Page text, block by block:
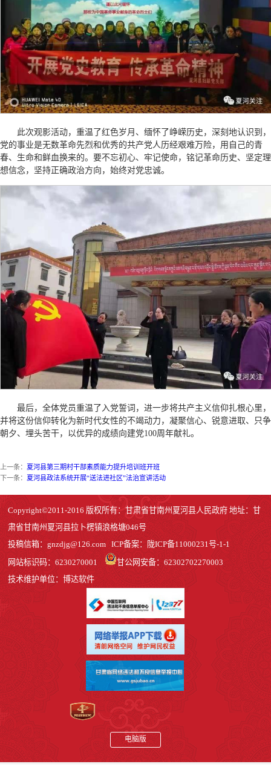
此次观影活动，重温了红色岁月、缅怀了峥嵘历史，深刻地认识到，
党的事业是无数革命先烈和优秀的共产党人历经艰难万险，用自己的青
春、生命和鲜血换来的。要不忘初心、牢记使命，铭记革命历史、坚定理
想信念，坚持正确政治方向，始终对党忠诚。
最后，全体党员重温了入党誓词，进一步将共产主义信仰扎根心里，
并将这份信仰转化为新时代女性的不竭动力，凝聚信心、锐意进取、只争
朝夕、埋头苦干，以优异的成绩向建党100周年献礼。
上一条： 夏河县第三期村干部素质能力提升培训班开班
下一条： 夏河县政法系统开展“送法进社区”法治宣讲活动
Copyright©2011-2016 版权所有：甘肃省甘南州夏河县人民政府 地址：甘
肃省甘南州夏河县拉卜楞镇浪格塘046号
投稿信箱：gnzdjg@126.com ICP备案： 陇ICP备11000231号-1-1
网站标识码：6230270001
甘公网安备：62302702270003
技术维护单位：博达软件
电脑版